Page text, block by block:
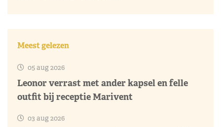
Meest gelezen
05 aug 2026
Leonor verrast met ander kapsel en felle
outfit bij receptie Marivent
03 aug 2026